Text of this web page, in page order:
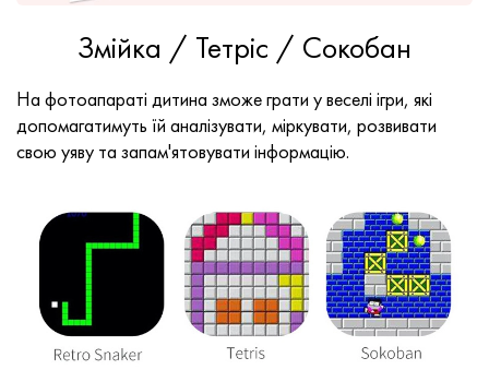
Змійка / Тетріс / Сокобан
На фотоапараті дитина зможе грати у веселі ігри, які
допомагатимуть їй аналізувати, міркувати, розвивати
свою уяву та запам'ятовувати інформацію.